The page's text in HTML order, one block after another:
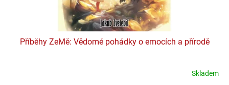
Příběhy ZeMě: Vědomé pohádky o emocích a přírodě
Skladem